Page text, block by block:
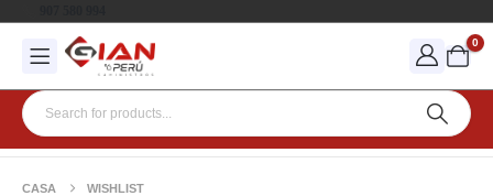
0
CASA WISHLIST